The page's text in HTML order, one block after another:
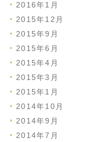
2016年1月
2015年12月
2015年9月
2015年6月
2015年4月
2015年3月
2015年1月
2014年10月
2014年9月
2014年7月